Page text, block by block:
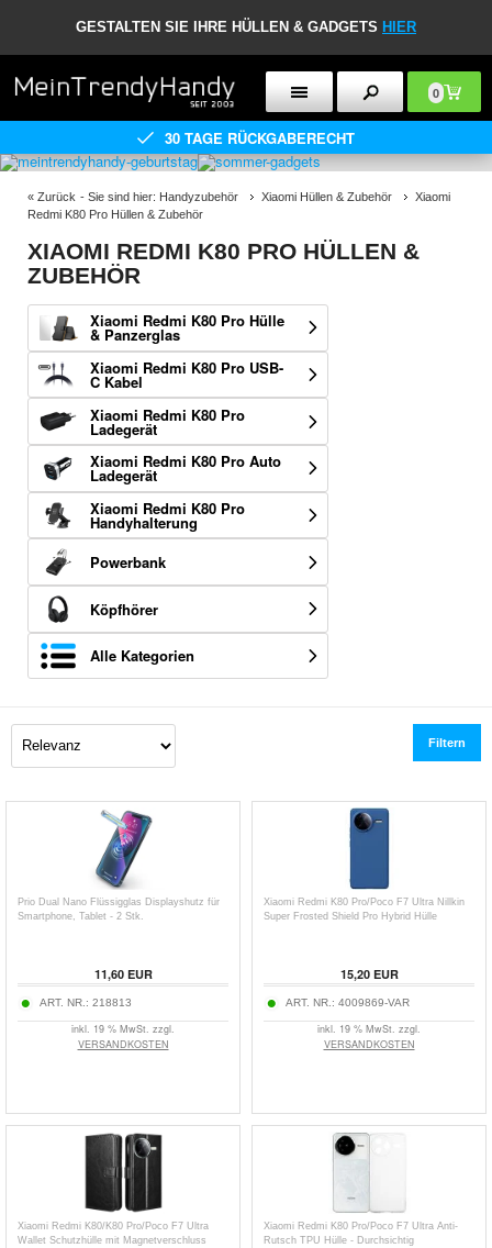
GESTALTEN SIE IHRE HÜLLEN & GADGETS HIER
0
30 TAGE RÜCKGABERECHT
« Zurück - Sie sind hier: Handyzubehör Xiaomi Hüllen & Zubehör
Xiaomi
Redmi K80 Pro Hüllen & Zubehör
XIAOMI REDMI K80 PRO HÜLLEN &
ZUBEHÖR
Xiaomi Redmi K80 Pro Hülle
& Panzerglas
Xiaomi Redmi K80 Pro USB-
C Kabel
Xiaomi Redmi K80 Pro
Ladegerät
Xiaomi Redmi K80 Pro Auto
Ladegerät
Xiaomi Redmi K80 Pro
Handyhalterung
Powerbank
Köpfhörer
Alle Kategorien
Filtern
Prio Dual Nano Flüssigglas Displayshutz für
Smartphone, Tablet - 2 Stk.
11,60EUR
ART. NR.: 218813
inkl. 19 % MwSt. zzgl.
VERSANDKOSTEN
Xiaomi Redmi K80 Pro/Poco F7 Ultra Nillkin
Super Frosted Shield Pro Hybrid Hülle
15,20EUR
ART. NR.: 4009869-VAR
inkl. 19 % MwSt. zzgl.
VERSANDKOSTEN
Xiaomi Redmi K80/K80 Pro/Poco F7 Ultra
Wallet Schutzhülle mit Magnetverschluss
Xiaomi Redmi K80 Pro/Poco F7 Ultra Anti-
Rutsch TPU Hülle - Durchsichtig